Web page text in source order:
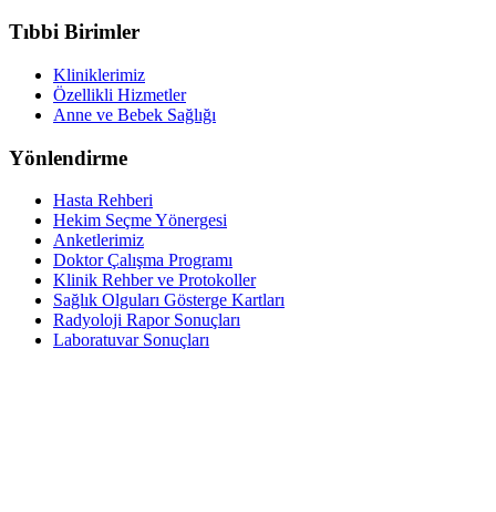
Tıbbi Birimler
Kliniklerimiz
Özellikli Hizmetler
Anne ve Bebek Sağlığı
Yönlendirme
Hasta Rehberi
Hekim Seçme Yönergesi
Anketlerimiz
Doktor Çalışma Programı
Klinik Rehber ve Protokoller
Sağlık Olguları Gösterge Kartları
Radyoloji Rapor Sonuçları
Laboratuvar Sonuçları